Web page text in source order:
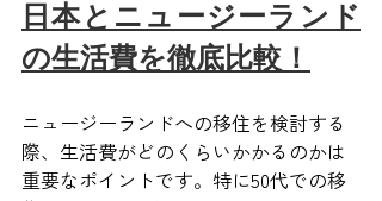
日本とニュージーランド
の生活費を徹底比較！
ニュージーランドへの移住を検討する
際、生活費がどのくらいかかるのかは
重要なポイントです。特に50代での移